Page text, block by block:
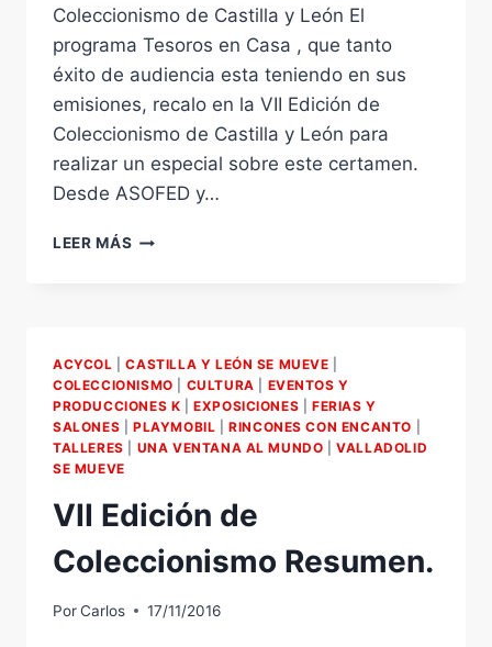
Coleccionismo de Castilla y León El
programa Tesoros en Casa , que tanto
éxito de audiencia esta teniendo en sus
emisiones, recalo en la VII Edición de
Coleccionismo de Castilla y León para
realizar un especial sobre este certamen.
Desde ASOFED y…
LEER MÁS TESOROS
DIRIGIDO
POR
MIGUEL
CASTAÑETA.
EDICIÓN
COLECCIONISMO
CASTILLA
ACYCOL |CASTILLA Y LEÓN SE MUEVE
COLECCIONISMO
CULTURA
EVENTOS Y
PRODUCCIONES K |EXPOSICIONES |FERIAS Y
SALONES
PLAYMOBIL |RINCONES CON ENCANTO
TALLERES
UNA VENTANA AL MUNDO |VALLADOLID
SE MUEVE
VII Edición de
Coleccionismo Resumen.
PorCarlos 17/11/2016